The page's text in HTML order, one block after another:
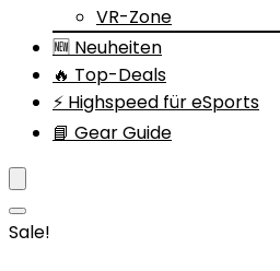
VR-Zone
🆕 Neuheiten
🔥 Top-Deals
⚡ Highspeed für eSports
📘 Gear Guide
Sale!